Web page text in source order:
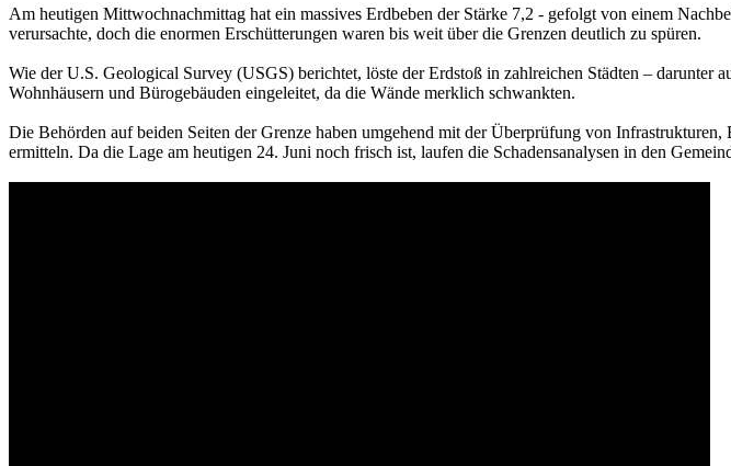
Am heutigen Mittwochnachmittag hat ein massives Erdbeben der Stärke 7,2 - gefolgt von einem
verursachte, doch die enormen Erschütterungen waren bis weit über die Grenzen deutlich zu spüren.
Wie der U.S. Geological Survey (USGS) berichtet, löste der Erdstoß in zahlreichen Städten –
Wohnhäusern und Bürogebäuden eingeleitet, da die Wände merklich schwankten.
Die Behörden auf beiden Seiten der Grenze haben umgehend mit der Überprüfung von
ermitteln. Da die Lage am heutigen 24. Juni noch frisch ist, laufen die Schadensanalysen in den